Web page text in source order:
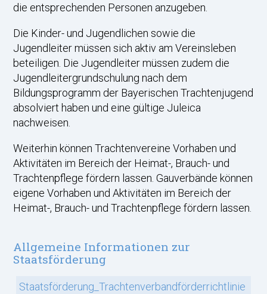
die entsprechenden Personen anzugeben.
Die Kinder- und Jugendlichen sowie die
Jugendleiter müssen sich aktiv am Vereinsleben
beteiligen. Die Jugendleiter müssen zudem die
Jugendleitergrundschulung nach dem
Bildungsprogramm der Bayerischen Trachtenjugend
absolviert haben und eine gültige Juleica
nachweisen.
Weiterhin können Trachtenvereine Vorhaben und
Aktivitäten im Bereich der Heimat-, Brauch- und
Trachtenpflege fördern lassen. Gauverbände können
eigene Vorhaben und Aktivitäten im Bereich der
Heimat-, Brauch- und Trachtenpflege fördern lassen.
Allgemeine Informationen zur
Staatsförderung
Staatsförderung_Trachtenverbandförderrichtlinie